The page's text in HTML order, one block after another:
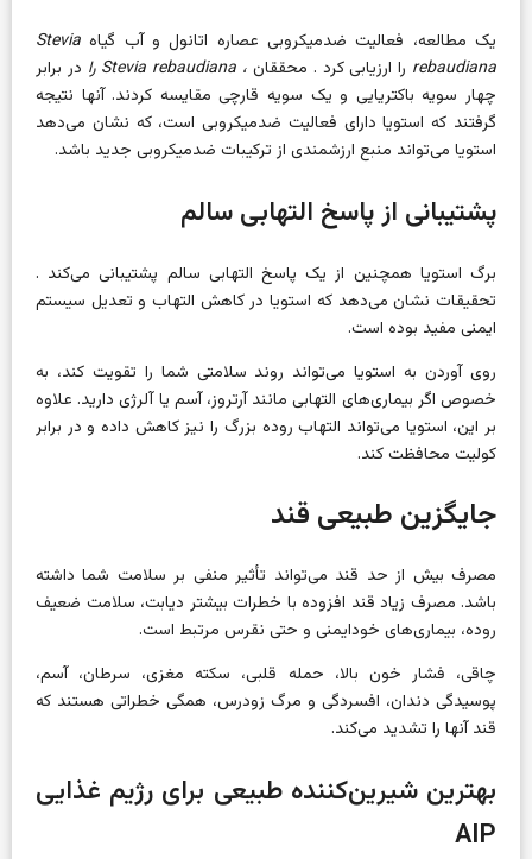
یک مطالعه، فعالیت ضدمیکروبی عصاره اتانول و آب گیاه Stevia
rebaudiana را ارزیابی کرد . محققان ، Stevia rebaudiana را
در برابر
چهار سویه باکتریایی و یک سویه قارچی مقایسه کردند. آنها نتیجه
گرفتند که استویا دارای فعالیت ضدمیکروبی است، که نشان می‌دهد
استویا می‌تواند منبع ارزشمندی از ترکیبات ضدمیکروبی جدید باشد.
پشتیبانی از پاسخ التهابی سالم
برگ استویا همچنین از یک پاسخ التهابی سالم پشتیبانی می‌کند .
تحقیقات نشان می‌دهد که استویا در کاهش التهاب و تعدیل سیستم
ایمنی مفید بوده است.
روی آوردن به استویا می‌تواند روند سلامتی شما را تقویت کند، به
خصوص اگر بیماری‌های التهابی مانند آرتروز، آسم یا آلرژی دارید. علاوه
بر این، استویا می‌تواند التهاب روده بزرگ را نیز کاهش داده و در برابر
کولیت محافظت کند.
جایگزین طبیعی قند
مصرف بیش از حد قند می‌تواند تأثیر منفی بر سلامت شما داشته
باشد. مصرف زیاد قند افزوده با خطرات بیشتر دیابت، سلامت ضعیف
روده، بیماری‌های خودایمنی و حتی نقرس مرتبط است.
چاقی، فشار خون بالا، حمله قلبی، سکته مغزی، سرطان، آسم،
پوسیدگی دندان، افسردگی و مرگ زودرس، همگی خطراتی هستند که
قند آنها را تشدید می‌کند.
بهترین شیرین‌کننده طبیعی برای رژیم غذایی
AIP